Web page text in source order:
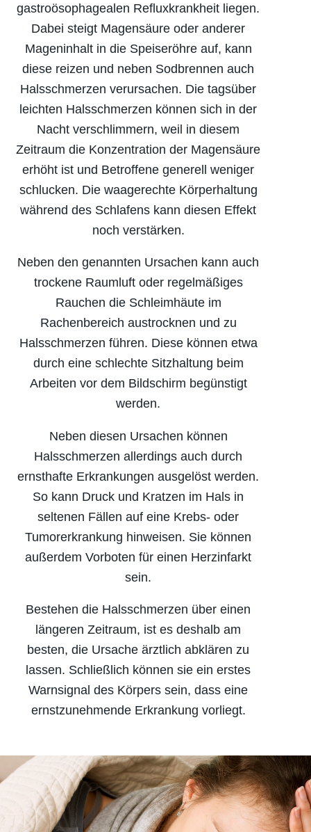
gastroösophagealen Refluxkrankheit liegen.
Dabei steigt Magensäure oder anderer
Mageninhalt in die Speiseröhre auf, kann
diese reizen und neben Sodbrennen auch
Halsschmerzen verursachen. Die tagsüber
leichten Halsschmerzen können sich in der
Nacht verschlimmern, weil in diesem
Zeitraum die Konzentration der Magensäure
erhöht ist und Betroffene generell weniger
schlucken. Die waagerechte Körperhaltung
während des Schlafens kann diesen Effekt
noch verstärken.
Neben den genannten Ursachen kann auch
trockene Raumluft oder regelmäßiges
Rauchen die Schleim­häute im
Rachenbereich austrocknen und zu
Halsschmerzen führen. Diese können etwa
durch eine schlechte Sitzhaltung beim
Arbeiten vor dem Bildschirm begünstigt
werden.
Neben diesen Ursachen können
Halsschmerzen allerdings auch durch
ernsthafte Erkrankungen ausgelöst werden.
So kann Druck und Kratzen im Hals in
seltenen Fällen auf eine Krebs- oder
Tumorerkrankung hinweisen. Sie können
außerdem Vorboten für einen Herzinfarkt
sein.
Bestehen die Halsschmerzen über einen
längeren Zeitraum, ist es deshalb am
besten, die Ursache ärztlich abklären zu
lassen. Schließlich können sie ein erstes
Warnsignal des Körpers sein, dass eine
ernstzunehmende Erkrankung vorliegt.